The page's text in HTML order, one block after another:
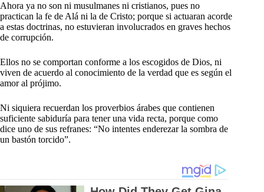
Ahora ya no son ni musulmanes ni cristianos, pues no
practican la fe de Alá ni la de Cristo; porque si actuaran acorde
a estas doctrinas, no estuvieran involucrados en graves hechos
de corrupción.
Ellos no se comportan conforme a los escogidos de Dios, ni
viven de acuerdo al conocimiento de la verdad que es según el
amor al prójimo.
Ni siquiera recuerdan los proverbios árabes que contienen
suficiente sabiduría para tener una vida recta, porque como
dice uno de sus refranes: “No intentes enderezar la sombra de
un bastón torcido”.